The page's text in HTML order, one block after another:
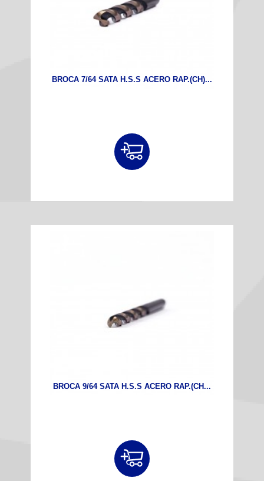
BROCA 7/64 SATA H.S.S ACERO RAP.(CH)...
BROCA 9/64 SATA H.S.S ACERO RAP.(CH...